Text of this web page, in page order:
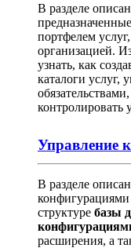
В разделе
портфелем
организацией.
узнать, как
каталоги услуг,
контролировать
Управление
В разделе
конфигурациями
структуре базы
расширения, а